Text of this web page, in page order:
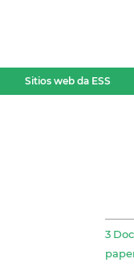
Sitios web da ESS
3